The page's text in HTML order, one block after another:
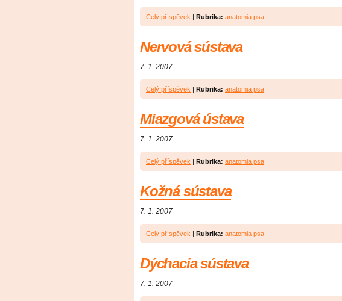
Celý příspěvek | Rubrika: anatomia psa
Nervová sústava
7. 1. 2007
Celý příspěvek | Rubrika: anatomia psa
Miazgová ústava
7. 1. 2007
Celý příspěvek | Rubrika: anatomia psa
Kožná sústava
7. 1. 2007
Celý příspěvek | Rubrika: anatomia psa
Dýchacia sústava
7. 1. 2007